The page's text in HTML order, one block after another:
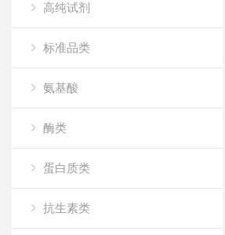
高纯试剂
标准品类
氨基酸
酶类
蛋白质类
抗生素类